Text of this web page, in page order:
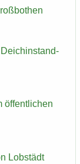
Deich­in­stand­
öf­fent­li­chen
Lob­städt